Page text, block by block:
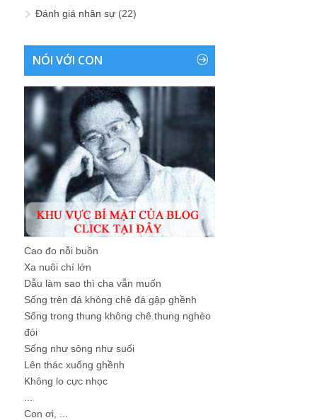
Đánh giá nhân sự (22)
NÓI VỚI CON
Cao đo nỗi buồn
Xa nuôi chí lớn
Dẫu làm sao thì cha vẫn muốn
Sống trên đá không chê đá gập ghềnh
Sống trong thung không chê thung nghèo
đói
Sống như sông như suối
Lên thác xuống ghềnh
Không lo cực nhọc
Con ơi, ...